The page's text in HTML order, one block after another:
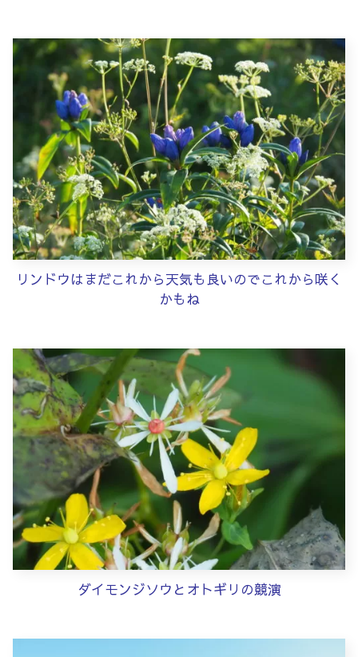
リンドウはまだこれから天気も良いのでこれから咲く
かもね
ダイモンジソウとオトギリの競演